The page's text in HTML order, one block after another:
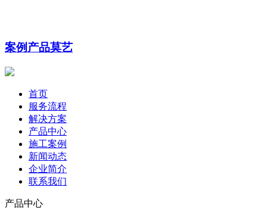
案例产品莫艺
首页
服务流程
解决方案
产品中心
施工案例
新闻动态
企业简介
联系我们
产品中心